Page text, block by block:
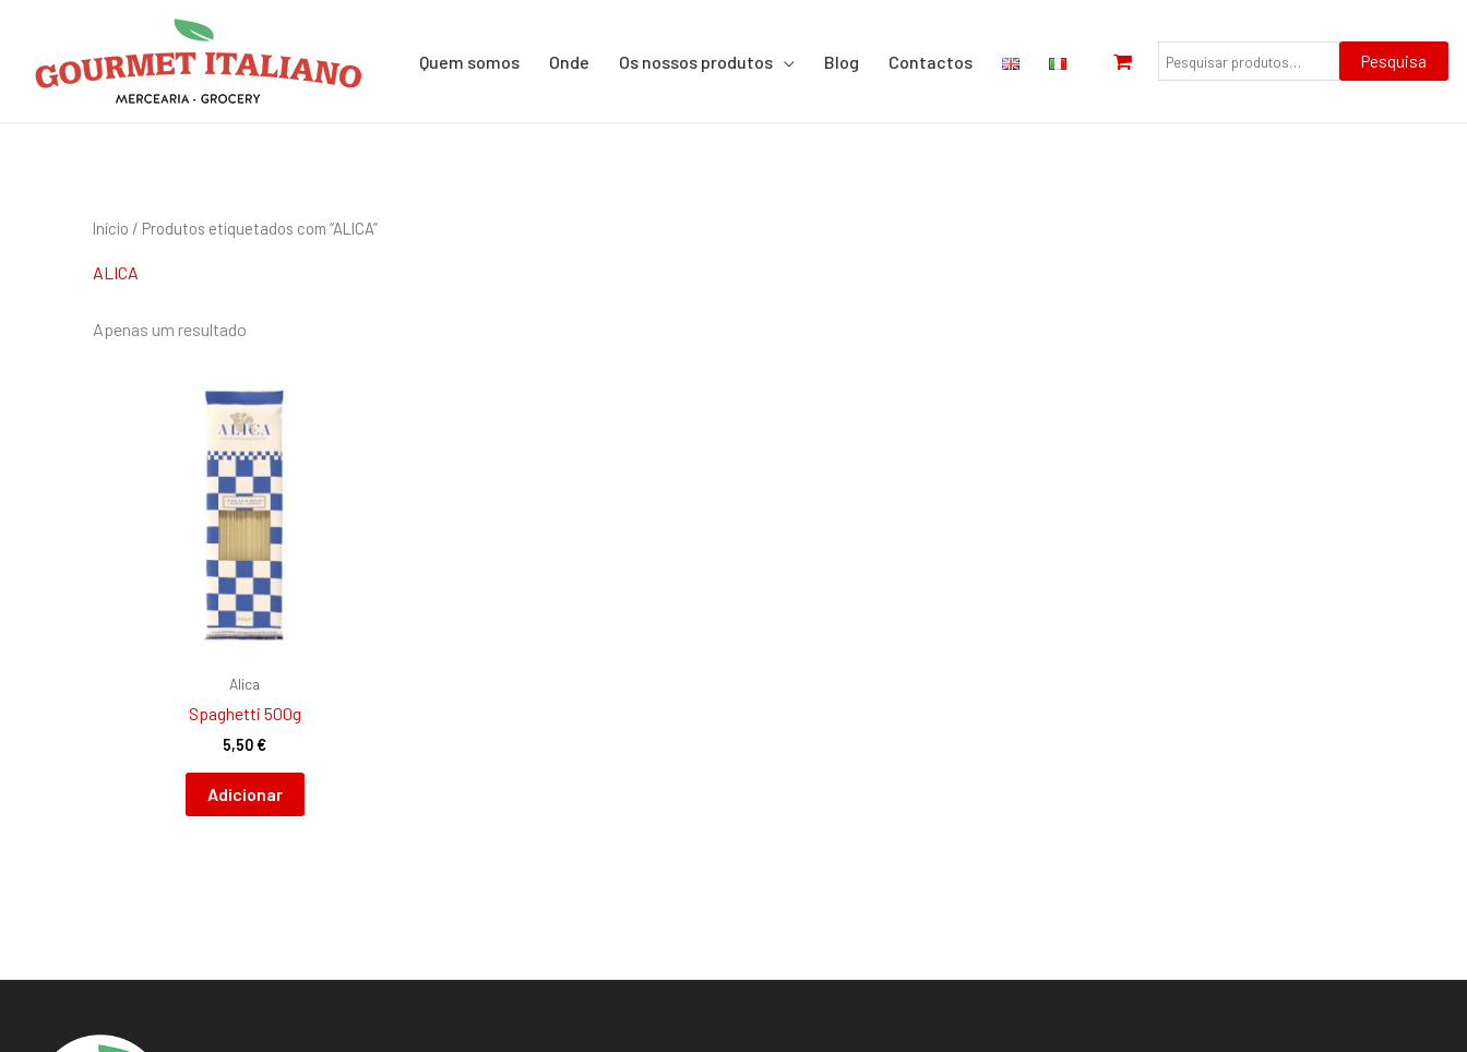
content
Quem somos Onde Os nossos produtos Blog Contactos
por:
Pesquisa
Início / Produtos etiquetados com “ALICA”
ALICA
Apenas um resultado
Alica
Spaghetti 500g
5,50€
Adicionar